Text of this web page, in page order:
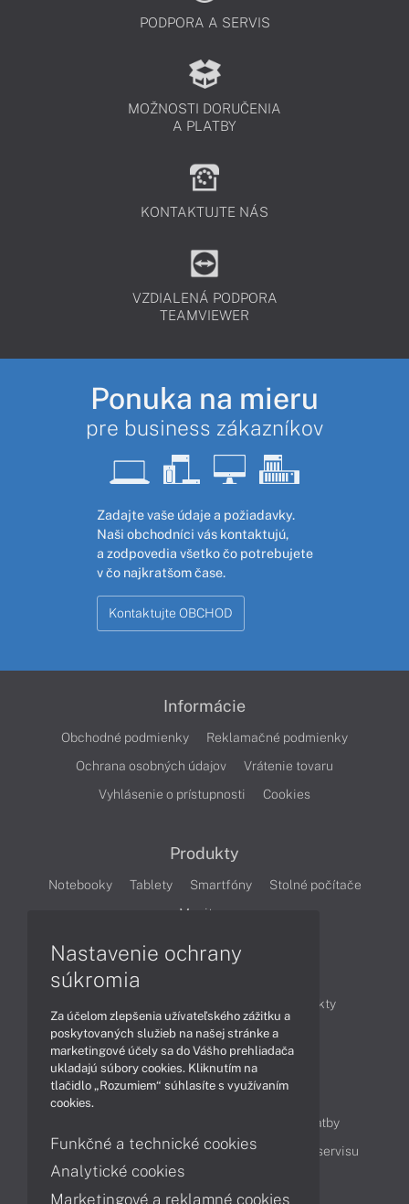
PODPORA A SERVIS
MOŽNOSTI DORUČENIA
A PLATBY
KONTAKTUJTE NÁS
VZDIALENÁ PODPORA
TEAMVIEWER
Ponuka na mieru
pre business zákazníkov
Zadajte vaše údaje a požiadavky.
Naši obchodníci vás kontaktujú,
a zodpovedia všetko čo potrebujete
v čo najkratšom čase.
Kontaktujte OBCHOD
Informácie
Obchodné podmienky
Reklamačné podmienky
Ochrana osobných údajov
Vrátenie tovaru
Vyhlásenie o prístupnosti
Cookies
Produkty
Notebooky Tablety Smartfóny
Stolné počítače
Monitory
Produkty
Technológie
Videá
Obsah
Možnosti doručenia a platby
Podpora a servis
Servisné služby Cenník servisu
Nastavenie ochrany
súkromia
Za účelom zlepšenia užívateľského zážitku a
poskytovaných služieb na našej stránke a
marketingové účely sa do Vášho prehliadača
ukladajú súbory cookies. Kliknutím na
tlačidlo „Rozumiem“ súhlasíte s využívaním
cookies.
Funkčné a technické cookies
Analytické cookies
Marketingové a reklamné cookies